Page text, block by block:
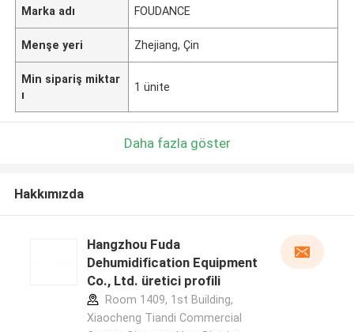
Marka adı FOUDANCE
Menşe yeri Zhejiang, Çin
Min sipariş miktar
ı
1 ünite
Daha fazla göster
Hakkımızda
Hangzhou Fuda
Dehumidification Equipment
Co., Ltd. üretici profili
Room 1409, 1st Building,
Xiaocheng Tiandi Commercial